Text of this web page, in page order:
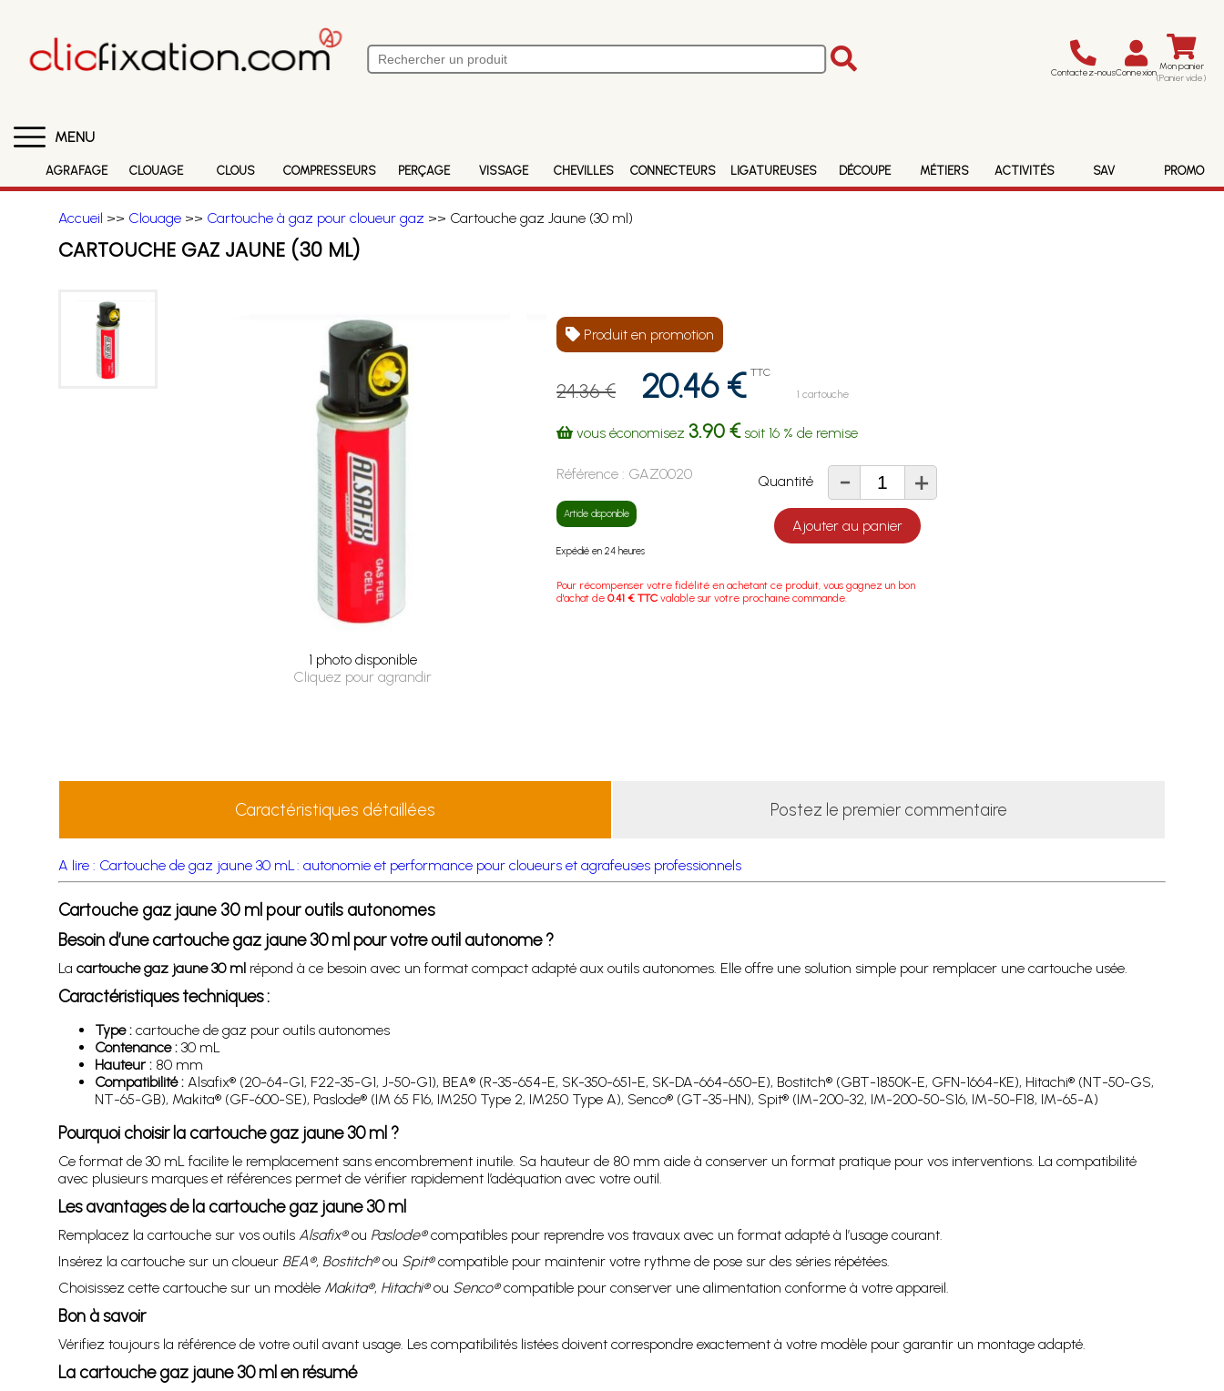
Contactez-nousConnexion Mon panier
(Panier vide)
MENU
AGRAFAGE CLOUAGE CLOUS COMPRESSEURS PERÇAGE VISSAGE CHEVILLES CONNECTEURS LIGATUREUSES DÉCOUPE MÉTIERS ACTIVITÉS SAV PROMO
Accueil >> Clouage>> Cartouche à gaz pour cloueur gaz >> Cartouche gaz Jaune (30 ml)
CARTOUCHE GAZ JAUNE (30 ML)
1 photo disponible
Cliquez pour agrandir
Produit en promotion
24.36 € 20.46 € TTC
1 cartouche
vous économisez 3.90 €soit 16 % de remise
Référence : GAZ0020
Article disponible
Expédié en 24 heures
Quantité - +
Ajouter au panier
Pour récompenser votre fidélité en achetant ce produit, vous gagnez un bon
d'achat de0.41 € TTC valable sur votre prochaine commande.
Caractéristiques détaillées Postez le premier commentaire
A lire : Cartouche de gaz jaune 30 mL : autonomie et performance pour cloueurs et agrafeuses professionnels
Cartouche gaz jaune 30 ml pour outils autonomes
Besoin d’une cartouche gaz jaune 30 ml pour votre outil autonome ?
La cartouche gaz jaune 30 mlrépond à ce besoin avec un format compact adapté aux outils autonomes. Elle offre une solution simple pour remplacer une cartouche usée.
Caractéristiques techniques :
Type :cartouche de gaz pour outils autonomes
Contenance :30 mL
Hauteur :80 mm
Compatibilité :Alsafix® (20-64-G1, F22-35-G1, J-50-G1), BEA® (R-35-654-E, SK-350-651-E, SK-DA-664-650-E), Bostitch® (GBT-1850K-E, GFN-1664-KE), Hitachi® (NT-50-GS,
NT-65-GB), Makita® (GF-600-SE), Paslode® (IM 65 F16, IM250 Type 2, IM250 Type A), Senco® (GT-35-HN), Spit® (IM-200-32, IM-200-50-S16, IM-50-F18, IM-65-A)
Pourquoi choisir la cartouche gaz jaune 30 ml ?
Ce format de 30 mL facilite le remplacement sans encombrement inutile. Sa hauteur de 80 mm aide à conserver un format pratique pour vos interventions. La compatibilité
avec plusieurs marques et références permet de vérifier rapidement l’adéquation avec votre outil.
Les avantages de la cartouche gaz jaune 30 ml
Remplacez la cartouche sur vos outils Alsafix®ou Paslode®compatibles pour reprendre vos travaux avec un format adapté à l’usage courant.
Insérez la cartouche sur un cloueur BEA®, Bostitch®ou Spit®compatible pour maintenir votre rythme de pose sur des séries répétées.
Choisissez cette cartouche sur un modèle Makita®, Hitachi®ou Senco®compatible pour conserver une alimentation conforme à votre appareil.
Bon à savoir
Vérifiez toujours la référence de votre outil avant usage. Les compatibilités listées doivent correspondre exactement à votre modèle pour garantir un montage adapté.
La cartouche gaz jaune 30 ml en résumé